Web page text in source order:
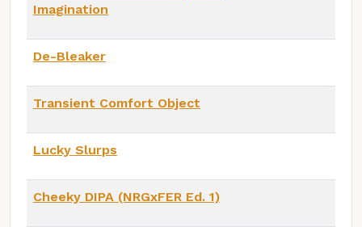
Imagination
De-Bleaker
Transient Comfort Object
Lucky Slurps
Cheeky DIPA (NRGxFER Ed. 1)